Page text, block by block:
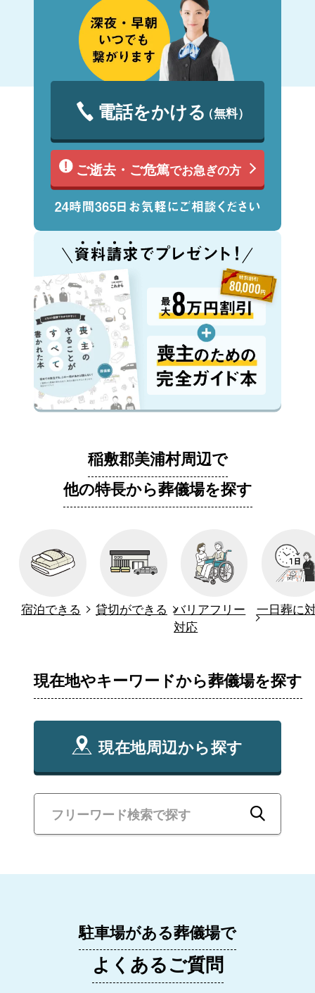
電話をかける（無料）
ご逝去・ご危篤でお急ぎの方
稲敷郡美浦村周辺で
他の特長から葬儀場を探す
宿泊できる 貸切ができる バリアフリー
対応
一日葬に
現在地やキーワードから葬儀場を探す
現在地周辺から探す
駐車場がある葬儀場で
よくあるご質問